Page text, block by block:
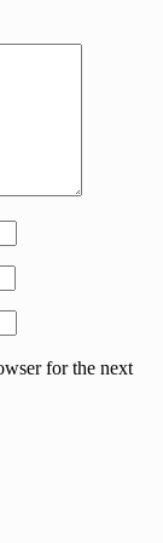
for the next